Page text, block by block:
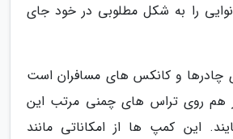
را به شکل مطلوبی در خود جای
چادرها و کانکس های مسافران است
هم روی تراس های چمنی مرتب این
این کمپ ها از امکاناتی مانند